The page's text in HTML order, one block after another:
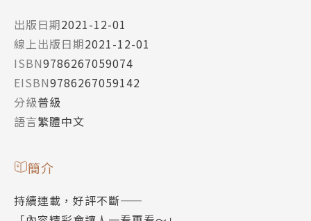
出版日期2021-12-01
線上出版日期2021-12-01
ISBN9786267059074
EISBN9786267059142
分級普級
語言繁體中文
簡介
持續連載，好評不斷——